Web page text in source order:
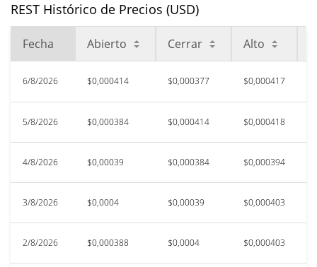
ago)
All Time Low
jun. 7, 2026 (2 months ago)
$0,0003488
4.40%
REST Histórico de Precios (USD)
Fecha Abierto Cerrar Alto
6/8/2026 $0,000414 $0,000377 $0,000417
5/8/2026 $0,000384 $0,000414 $0,000418
4/8/2026 $0,00039 $0,000384 $0,000394
3/8/2026 $0,0004 $0,00039 $0,000403
2/8/2026 $0,000388 $0,0004 $0,000403